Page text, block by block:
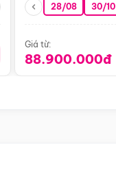
28/08 30/10
Giá từ:
88.900.000đ